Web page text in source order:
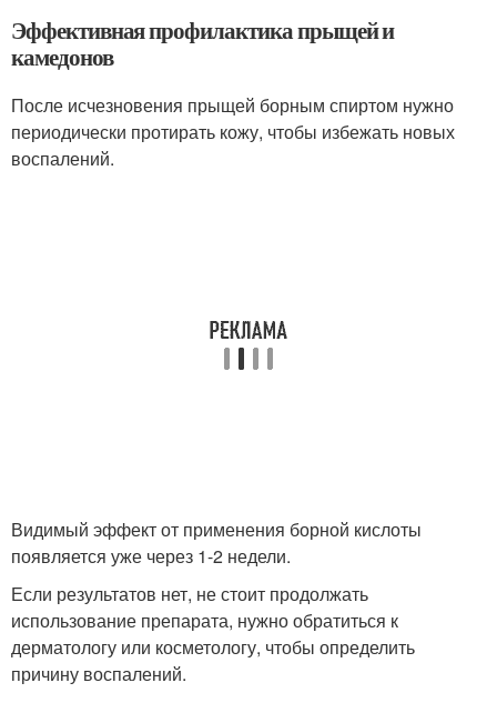
Эффективная профилактика прыщей и
камедонов
После исчезновения прыщей борным спиртом нужно
периодически протирать кожу, чтобы избежать новых
воспалений.
Видимый эффект от применения борной кислоты
появляется уже через 1-2 недели.
Если результатов нет, не стоит продолжать
использование препарата, нужно обратиться к
дерматологу или косметологу, чтобы определить
причину воспалений.